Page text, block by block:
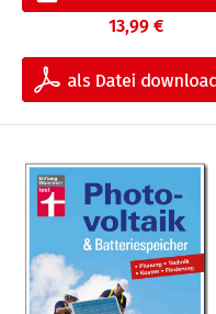
13,99 €